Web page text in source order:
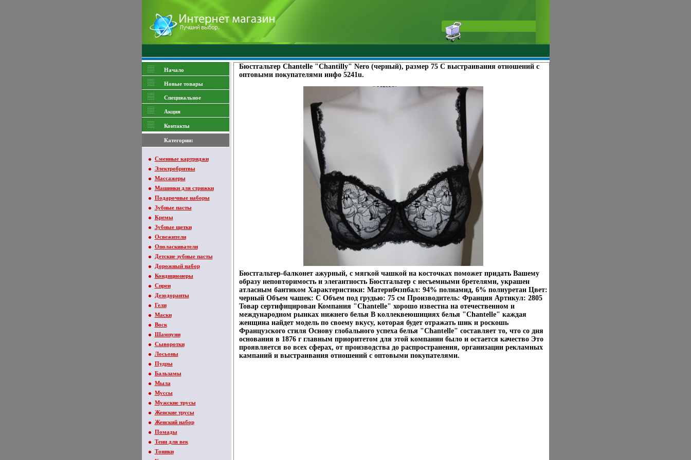
Начало
Новые товары
Специяальное
Акция
Контакты
Категории:
Сменные картриджи
Электробритвы
Массажеры
Машинки для стрижки
Подарочные наборы
Зубные пасты
Кремы
Зубные щетки
Освежители
Ополаскиватели
Детские зубные пасты
Дорожный набор
Кондиционеры
Спреи
Дезодоранты
Гели
Маски
Воск
Шампуни
Сыворотки
Лосьоны
Пудры
Бальзамы
Мыла
Муссы
Мужские трусы
Женские трусы
Женский набор
Помады
Тени для век
Тоники
Бюстгальтер Chantelle "Chantilly" Nero (черный), размер 75 С выстраивания отношений с
оптовыми покупателями инфо 5241u.
Бюстгальтер-балконет ажурный, с мягкой чашкой на косточках поможет придать Вашему
образу неповторимость и элегантность Бюстгальтер с несъемными бретелями, украшен
атласным бантиком Характеристики: Материбчзпбал: 94% полиамид, 6% полиуретан Цвет:
черный Объем чашек: С Объем под грудью: 75 см Производитель: Франция Артикул: 2805
Товар сертифицирован Компания "Chantelle" хорошо известна на отечественном и
международном рынках нижнего белья В коллеквеюшициях белья "Chantelle" каждая
женщина найдет модель по своему вкусу, которая будет отражать шик и роскошь
Французского стиля Основу глобального успеха белья "Chantelle" составляет то, что со дня
основания в 1876 г главным приоритетом для этой компании было и остается качество Это
проявляется во всех сферах, от производства до распространения, организации рекламных
кампаний и выстраивания отношений с оптовыми покупателями.